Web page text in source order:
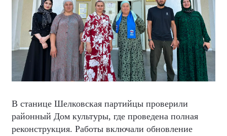
В станице Шелковская партийцы проверили
районный Дом культуры, где проведена полная
реконструкция. Работы включали обновление